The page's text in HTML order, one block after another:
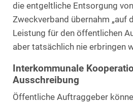
die entgeltliche Entsorgung
Zweckverband übernahm „auf
Leistung für den öffentlichen
aber tatsächlich nie erbringen
Interkommunale
Ausschreibung
Öffentliche Auftraggeber